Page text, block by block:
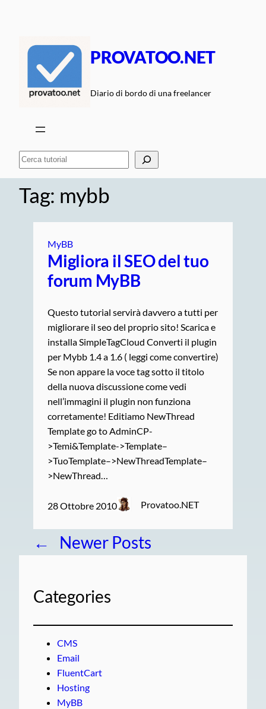
PROVATOO.NET
Diario di bordo di una freelancer
Cerca
Tag: mybb
MyBB
Migliora il SEO del tuo
forum MyBB
Questo tutorial servirà davvero a tutti per
migliorare il seo del proprio sito! Scarica e
installa SimpleTagCloud Converti il plugin
per Mybb 1.4 a 1.6 ( leggi come convertire)
Se non appare la voce tag sotto il titolo
della nuova discussione come vedi
nell’immagini il plugin non funziona
corretamente! Editiamo NewThread
Template go to AdminCP-
>Temi&Template->Template–
>TuoTemplate–>NewThreadTemplate–
>NewThread…
28 Ottobre 2010 Provatoo.NET
← Newer Posts
Categories
CMS
Email
FluentCart
Hosting
MyBB